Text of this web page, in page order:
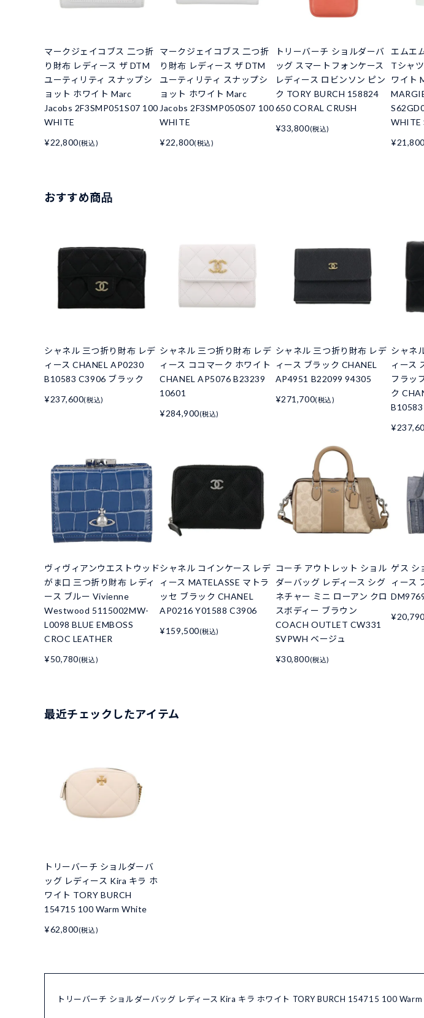
マークジェイコブス 二つ折
り財布 レディース ザ DTM
ユーティリティ スナップシ
ョット ホワイト Marc
Jacobs 2F3SMP051S07 100
WHITE
¥22,800(税込)
マークジェイコブス 二つ折
り財布 レディース ザ DTM
ユーティリティ スナップシ
ョット ホワイト Marc
Jacobs 2F3SMP050S07 100
WHITE
¥22,800(税込)
トリーバーチ ショルダーバ
ッグ スマートフォンケース
レディース ロビンソン ピン
ク TORY BURCH 158824
650 CORAL CRUSH
¥33,800(税込)
エムエ
Tシャ
ワイト
WHITE
¥21,800
おすすめ商品
シャネル 三つ折り財布 レデ
ィース CHANEL AP0230
B10583 C3906 ブラック
¥237,600(税込)
シャネル 三つ折り財布 レデ
ィース ココマーク ホワイト
CHANEL AP5076 B23239
10601
¥284,900(税込)
シャネル 三つ折り財布 レデ
ィース ブラック CHANEL
AP4951 B22099 94305
¥271,700(税込)
シャネ
ィース
フラッ
ク
ヴィヴィアンウエストウッド
がま口 三つ折り財布 レディ
ース ブルー Vivienne
Westwood 5115002MW-
L0098 BLUE EMBOSS
CROC LEATHER
¥50,780(税込)
シャネル コインケース レデ
ィース MATELASSE マトラ
ッセ ブラック CHANEL
AP0216 Y01588 C3906
¥159,500(税込)
コーチ アウトレット ショル
ダーバッグ レディース シグ
ネチャー ミニ ローアン クロ
スボディー ブラウン
COACH OUTLET CW331
SVPWH ベージュ
¥30,800(税込)
ゲス シ
ィース
¥20,790
最近チェックしたアイテム
トリーバーチ ショルダーバ
ッグ レディース Kira キラ ホ
ワイト TORY BURCH
154715 100 Warm White
¥62,800(税込)
トリーバーチ ショルダーバッグ レディース Kira キラ ホワイト TORY BURCH 154715 100 Warm